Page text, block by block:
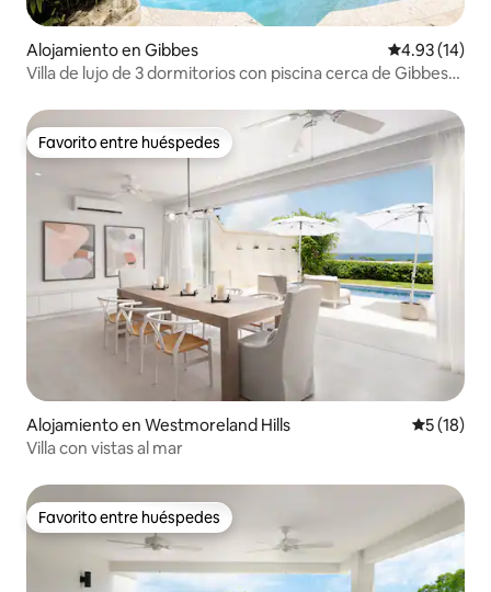
Alojamiento en Gibbes Calificación
4.93 (14)
Villa de lujo de 3 dormitorios con piscina cerca de Gibbes
Favorito entre huéspedes
Favorito entre huéspedes
Alojamiento en Westmoreland Hills
5 (18)
Villa con vistas al mar
Favorito entre huéspedes
Favorito entre huéspedes